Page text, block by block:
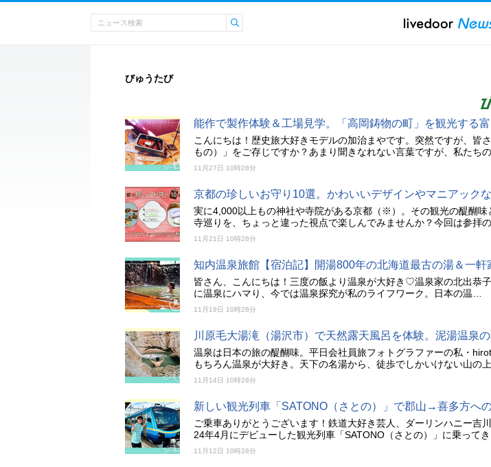
びゅうたび
能作で製作体験＆工場見学。「高岡鋳物の町」を観光する
こんにちは！歴史旅大好きモデルの加治まやです。突然ですが、皆
もの）」をご存じですか？あまり聞きなれない言葉ですが、私たち
11月27日 10時28分
京都の珍しいお守り10選。かわいいデザインやマニアックな
実に4,000以上もの神社や寺院がある京都（※）。その観光の醍醐味
寺巡りを、ちょっと違った視点で楽しんでみませんか？今回は参拝
11月21日 10時28分
知内温泉旅館【宿泊記】開湯800年の北海道最古の湯＆一軒
皆さん、こんにちは！三度の飯より温泉が大好き♡温泉家の北出恭
に温泉にハマり、今では温泉探究が私のライフワーク。日本の温…
11月19日 10時28分
川原毛大湯滝（湯沢市）で天然露天風呂を体験。泥湯温泉
温泉は日本の旅の醍醐味。平日会社員旅フォトグラファーの私・
もちろん温泉が大好き。天下の名湯から、徒歩でしかいけない山の
11月14日 10時28分
新しい観光列車「SATONO（さとの）」で郡山→喜多方へ
ご乗車ありがとうございます！鉄道大好き芸人、ダーリンハニー吉
24年4月にデビューした観光列車「SATONO（さとの）」に乗って
11月12日 10時28分